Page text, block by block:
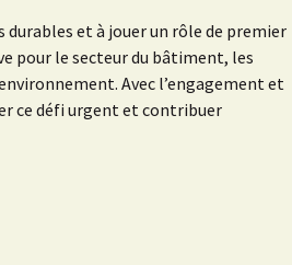
et à jouer un rôle de premier
pour le secteur du bâtiment, les
Avec l’engagement et
ce défi urgent et contribuer